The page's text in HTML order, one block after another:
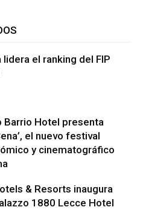
lidera el ranking del FIP
Barrio Hotel presenta
el nuevo festival
y cinematográfico
& Resorts inaugura
1880 Lecce Hotel